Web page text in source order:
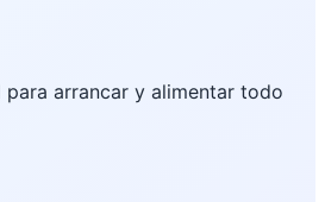
arrancar y alimentar todo